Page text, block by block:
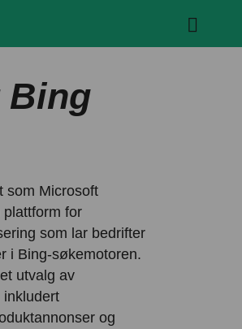
Bing
som Microsoft
for
som lar bedrifter
i Bing-søkemotoren.
utvalg av
inkludert
og